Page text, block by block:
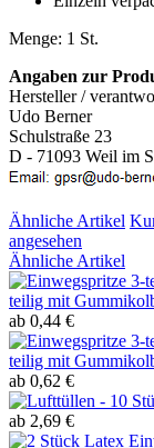
Menge: 1 St.
Angaben zur
Hersteller /
Udo Berner
Schulstraße 23
D - 71093 Weil im
Ähnliche Artikel
angesehen
Ähnliche Artikel
teilig mit
ab 0,44 €
teilig mit
ab 0,62 €
ab 2,69 €